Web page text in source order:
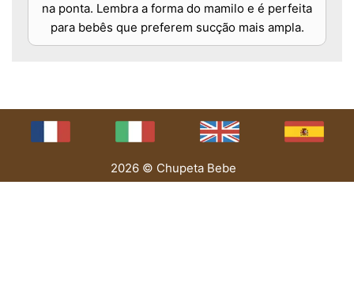
na ponta. Lembra a forma do mamilo e é perfeita
para bebês que preferem sucção mais ampla.
2026 © Chupeta Bebe